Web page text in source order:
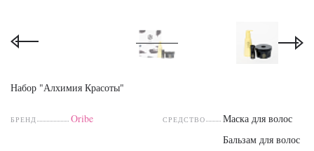
Набор "Алхимия Красоты"
БРЕНД Oribe СРЕДСТВО
Маска для волос
Бальзам для волос